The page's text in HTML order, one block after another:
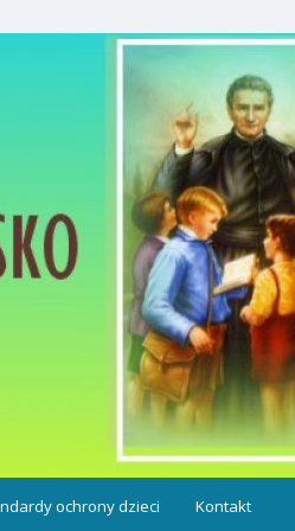
ochrony dzieci Kontakt